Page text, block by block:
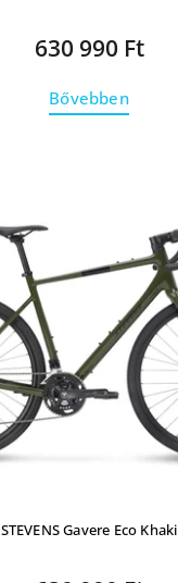
630 990 Ft
Bővebben
STEVENS Gavere Eco Khaki